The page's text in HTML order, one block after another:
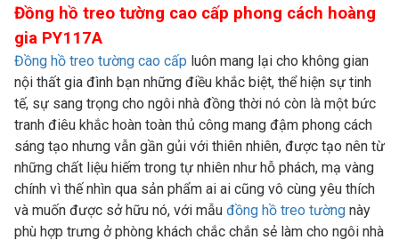
Đồng hồ treo tường cao cấp phong cách hoàng
gia PY117A
Đồng hồ treo tường cao cấp luôn mang lại cho không gian
nội thất gia đình bạn những điều khắc biệt, thể hiện sự tinh
tế, sự sang trọng cho ngôi nhà đồng thời nó còn là một bức
tranh điêu khắc hoàn toàn thủ công mang đậm phong cách
sáng tạo nhưng vẫn gần gủi với thiên nhiên, được tạo nên từ
những chất liệu hiếm trong tự nhiên như hỗ phách, mạ vàng
chính vì thế nhìn qua sản phẩm ai ai cũng vô cùng yêu thích
và muốn được sở hữu nó, với mẫu đồng hồ treo tường này
phù hợp trưng ở phòng khách chắc chắn sẻ làm cho ngôi nhà